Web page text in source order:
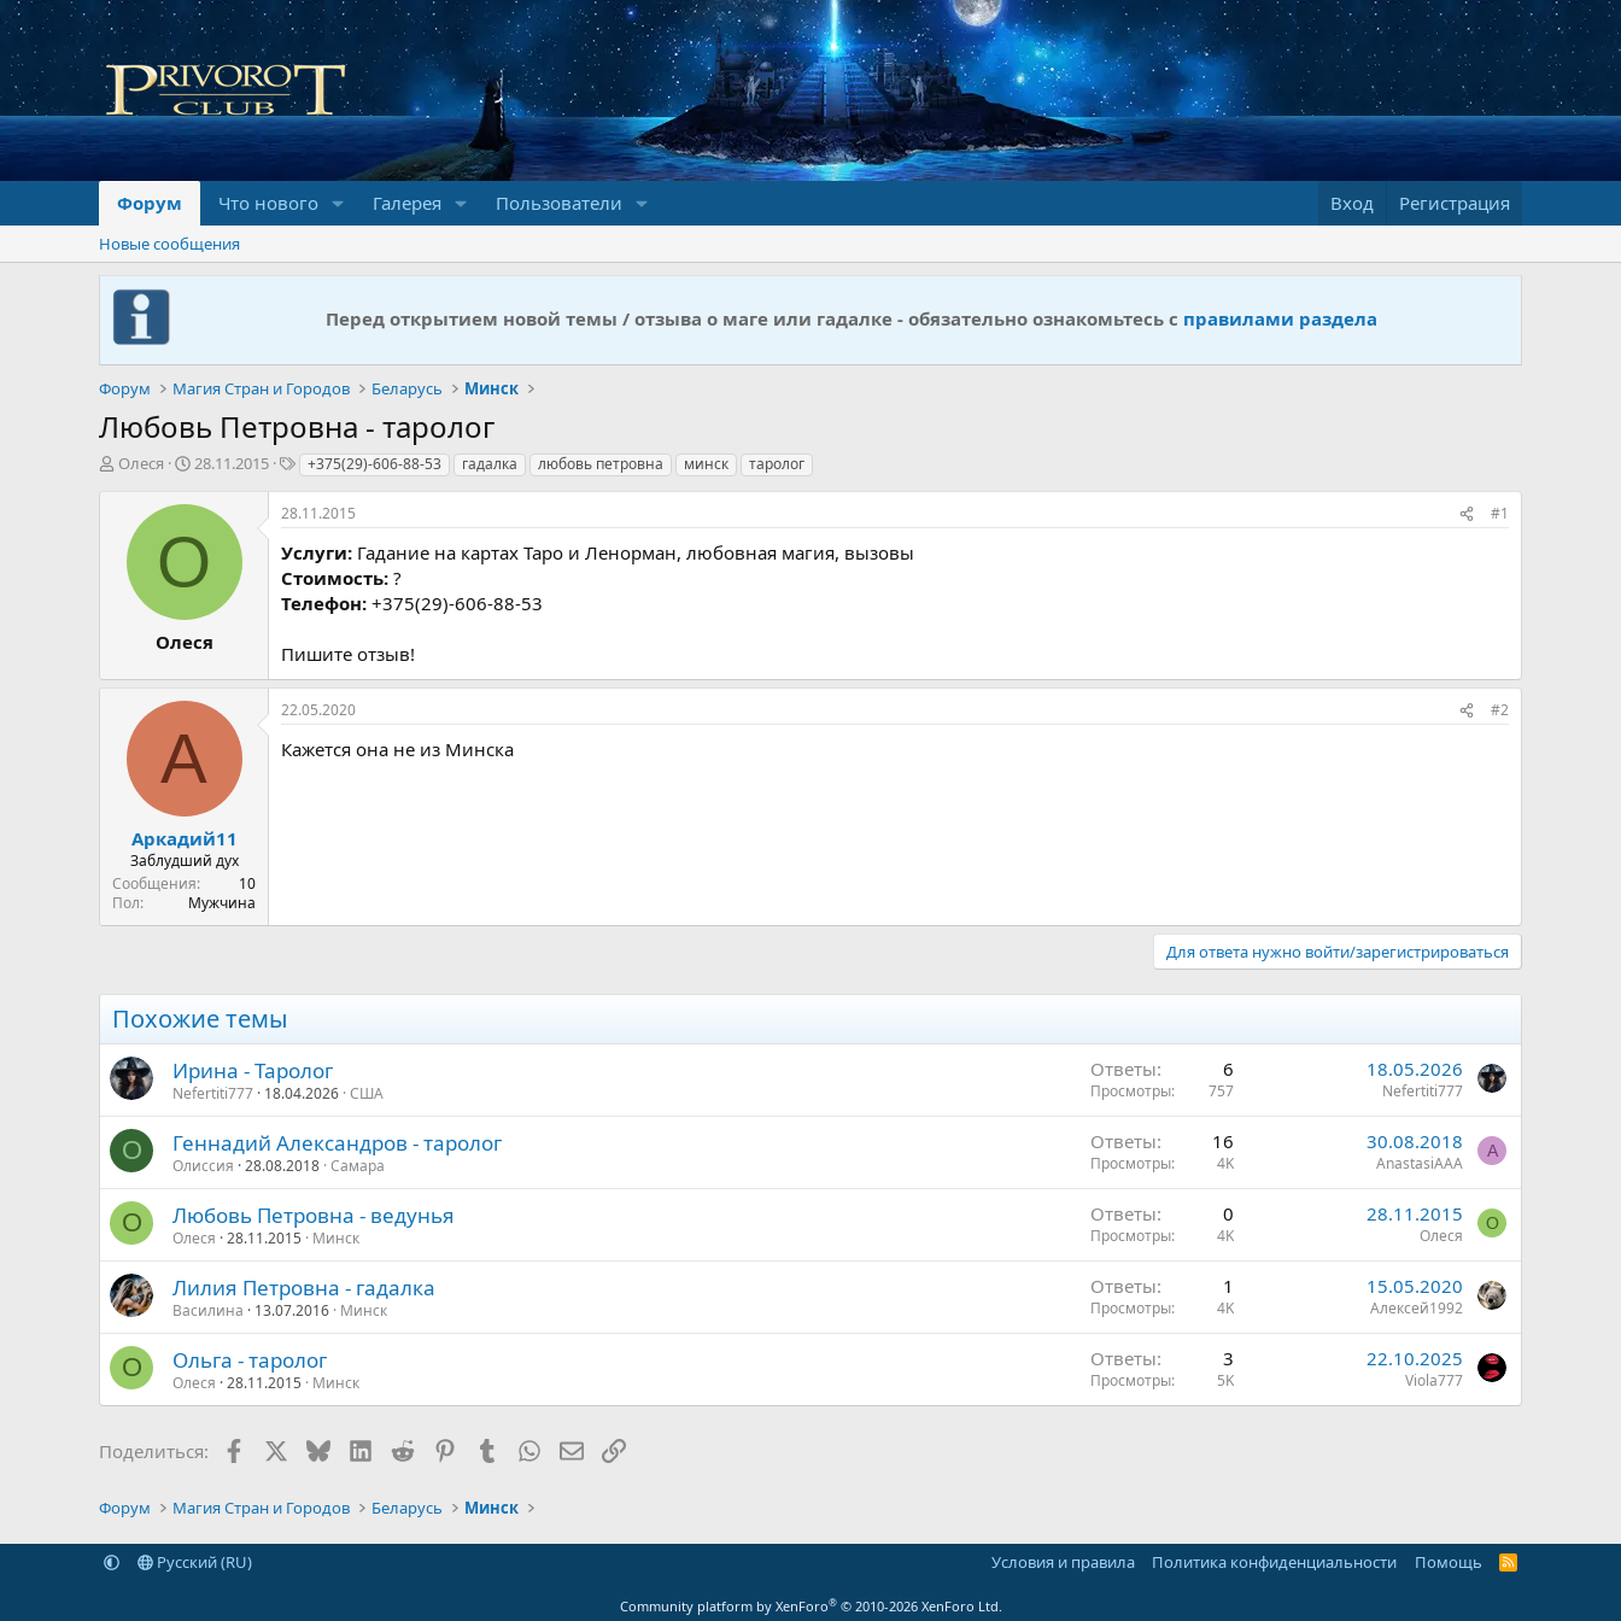
Форум Что нового Галерея Пользователи Вход Регистрация
Новые сообщения
Перед открытием новой темы / отзыва о маге или гадалке - обязательно ознакомьтесь с правилами раздела
Форум Магия Стран и Городов Беларусь Минск
Любовь Петровна - таролог
А
Олеся
Д
т
н
а
ч
а
л
28.11.2015
Т
г
и
+375(29)-606-88-53 гадалка любовь петровна минск таролог
О
Олеся
28.11.2015 #1
Услуги: Гадание на картах Таро и Ленорман, любовная магия, вызовы
Стоимость: ?
Телефон: +375(29)-606-88-53
Пишите отзыв!
А
Аркадий11
Заблудший дух
Сообщения
10
Пол
Мужчина
22.05.2020 #2
Кажется она не из Минска
Для ответа нужно войти/зарегистрироваться
Похожие темы
Ирина - Таролог
Nefertiti777 18.04.2026 США
Ответы 6
Просмотры 757
18.05.2026
Nefertiti777
О Геннадий Александров - таролог
Олиссия 28.08.2018 Самара
Ответы 16
Просмотры 4K
30.08.2018
AnastasiAAA
A
О Любовь Петровна - ведунья
Олеся 28.11.2015 Минск
Ответы 0
Просмотры 4K
28.11.2015
Олеся
О
Лилия Петровна - гадалка
Василина 13.07.2016 Минск
Ответы 1
Просмотры 4K
15.05.2020
Алексей1992
О Ольга - таролог
Олеся 28.11.2015 Минск
Ответы 3
Просмотры 5K
22.10.2025
Viola777
Поделиться: Facebook BlueskyLinkedIn
Reddit PinterestTumblrWhatsAppЭлектронная почта
Ссылка
Форум Магия Стран и Городов Беларусь Минск
Русский (RU) Условия и правила Политика конфиденциальности Помощь
R
Community platform by XenForo® © 2010-2026 XenForo Ltd.